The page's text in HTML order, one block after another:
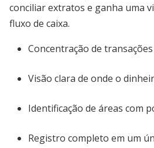
conciliar extratos e ganha uma
fluxo de caixa.
Concentração de
Visão clara de onde o
Identificação de áreas com
Registro completo em um